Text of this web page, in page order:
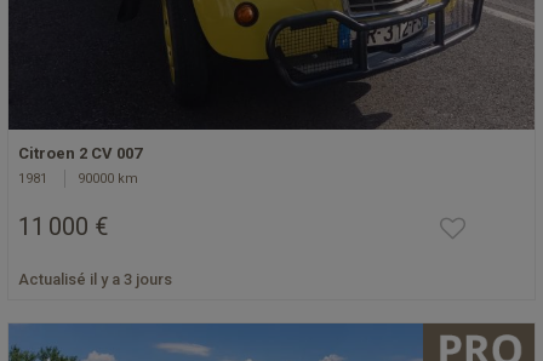
Citroen 2 CV 007
1981 90000 km
11 000 €
Actualisé il y a 3 jours